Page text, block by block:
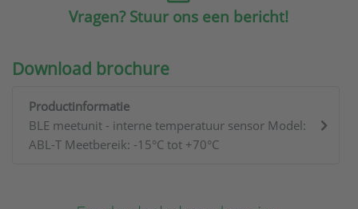
Vragen? Stuur ons een bericht!
Download brochure
Productinformatie
BLE meetunit - interne temperatuur sensor Model:
ABL-T Meetbereik: -15°C tot +70°C